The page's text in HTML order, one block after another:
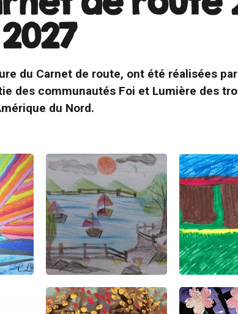
2027
du Carnet de route, ont été réalisées
des communautés Foi et Lumière des
du Nord.